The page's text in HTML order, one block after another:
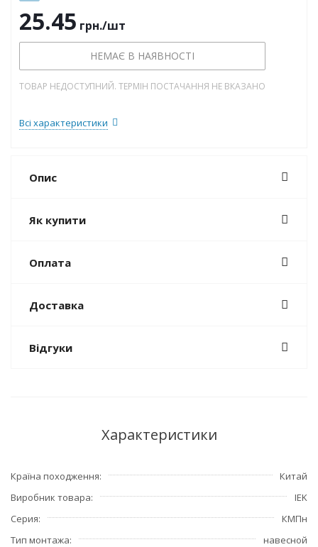
25.45 грн./шт
НЕМАЄ В НАЯВНОСТІ
ТОВАР НЕДОСТУПНИЙ. ТЕРМІН ПОСТАЧАННЯ НЕ ВКАЗАНО
Всі характеристики
Опис
Як купити
Оплата
Доставка
Відгуки
Характеристики
Країна походження
Китай
Виробник товара
IEK
Серия
КМПн
Тип монтажа
навесной